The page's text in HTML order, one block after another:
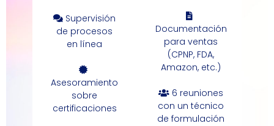
Supervisión
de procesos
en línea
Asesoramiento
sobre
certificaciones
Documentación
para ventas
(CPNP, FDA,
Amazon, etc.)
6 reuniones
con un técnico
de formulación